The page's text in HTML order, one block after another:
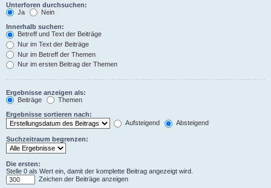
Unterforen durchsuchen:
Ja
Nein
Innerhalb suchen:
Betreff und Text der Beiträge
Nur im Text der Beiträge
Nur im Betreff der Themen
Nur im ersten Beitrag der Themen
Ergebnisse anzeigen als:
Beiträge
Themen
Ergebnisse sortieren nach:
Aufsteigend
Absteigend
Suchzeitraum begrenzen:
Die ersten:
Stelle 0 als Wert ein, damit der komplette Beitrag angezeigt wird.
Zeichen der Beiträge anzeigen